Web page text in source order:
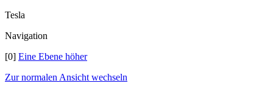
Tesla
Navigation
[0] Eine Ebene höher
Zur normalen Ansicht wechseln